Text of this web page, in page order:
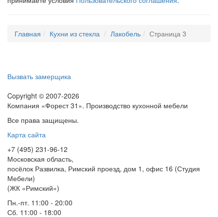
Главная Кухни из стекла Лакобель Страница 3
Вызвать замерщика
Copyright © 2007-2026
Компания «Форест 31». Производство кухонной мебели
Все права защищены.
Карта сайта
+7 (495) 231-96-12
Московская область,
посёлок Развилка, Римский проезд, дом 1, офис 16 (Студия
Мебели)
(ЖК «Римский»)
Пн.-пт. 11:00 - 20:00
Сб. 11:00 - 18:00